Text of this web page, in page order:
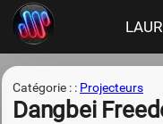
Catégorie : : Projecteurs
Dangbei